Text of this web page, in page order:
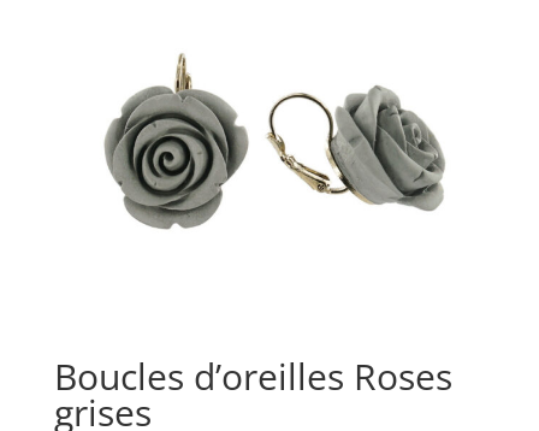
Boucles d’oreilles Roses
grises